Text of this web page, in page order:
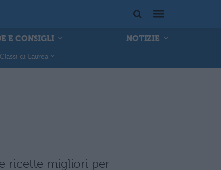
E CONSIGLI NOTIZIE
Classi di Laurea
ricette migliori per